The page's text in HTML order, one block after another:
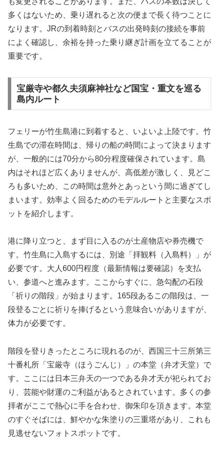
多くはないため、乗り遅れると次の便まで長く待つことに
なります。JRの到着時刻とバスの出発時刻の接続を事前
によく確認し、余裕を持った乗り継ぎ計画を立てることが
重要です。
宝厳寺や都久夫須麻神社など国宝・重文を巡る
島内ルート
フェリーが竹生島港に到着すると、いよいよ上陸です。竹
生島での滞在時間は、帰りの船の時間によって決まります
が、一般的には70分から80分程度確保されています。島
内はそれほど広くありませんが、高低差が激しく、見どこ
ろも多いため、この時間は意外とあっという間に過ぎてし
まいます。効率よく回るためのモデルルートと主要なスポ
ットを紹介します。
港に降り立つと、まず目に入るのが土産物店や券売機で
す。竹生島に入島するには、別途「拝観料（入島料）」が
必要です。大人600円程度（最新情報は要確認）を支払
い、参道へと進みます。ここからすぐに、急勾配の石段
「祈りの階段」が始まります。165段あるこの階段は、一
段登るごとに祈りを捧げるという意味合いがありますが、
体力が必要です。
階段を登りきったところに現れるのが、西国三十三所第三
十番札所「宝厳寺（ほうごんじ）」の本堂（弁才天堂）で
す。ここには日本三弁天の一つである弁才天が祀られてお
り、芸能や財運のご利益があるとされています。多くの参
拝者がここで熱心に手を合わせ、御朱印を頂きます。本堂
のすぐそばには、鮮やかな朱塗りの三重塔があり、これも
見逃せないフォトスポットです。